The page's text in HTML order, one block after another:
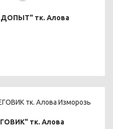
тк. Алова
тк. Алова